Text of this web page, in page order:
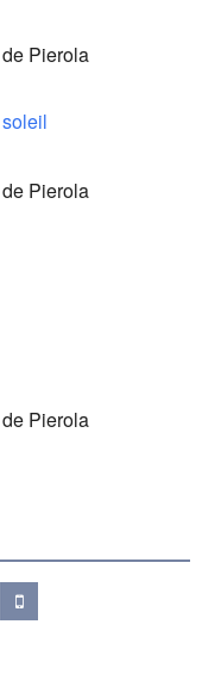
Pierola
Pierola
Pierola
mobile